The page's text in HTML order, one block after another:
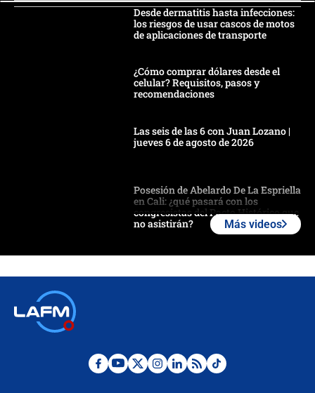
Desde dermatitis hasta infecciones:
los riesgos de usar cascos de motos
de aplicaciones de transporte
¿Cómo comprar dólares desde el
celular? Requisitos, pasos y
recomendaciones
Las seis de las 6 con Juan Lozano |
jueves 6 de agosto de 2026
Posesión de Abelardo De La Espriella
en Cali: ¿qué pasará con los
congresistas del Pacto Histórico que
no asistirán?
¿Por qué De la Espriella gobernará
Más videos